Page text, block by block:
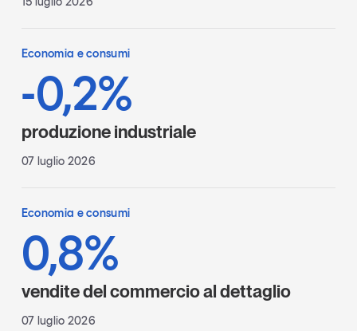
Economia e consumi
-0,2%
produzione industriale
07 luglio 2026
Economia e consumi
0,8%
vendite del commercio al dettaglio
07 luglio 2026